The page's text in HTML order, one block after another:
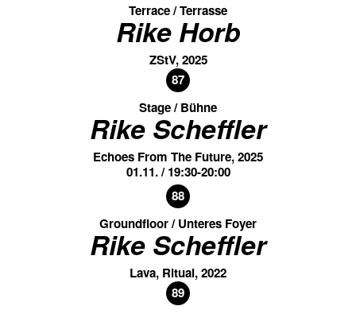
Terrace / Terrasse
Rike Horb
ZStV, 2025
87
Stage / Bühne
Rike Scheffler
Echoes From The Future, 2025
01.11. / 19:30-20:00
88
Groundfloor / Unteres Foyer
Rike Scheffler
Lava, Ritual, 2022
89